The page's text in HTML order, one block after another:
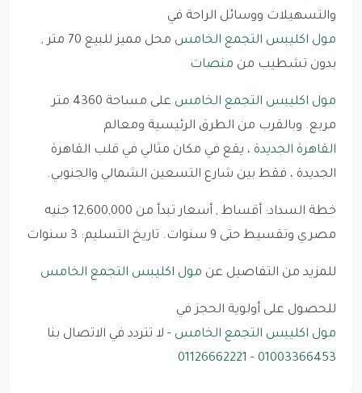
والتسهيلات ووسائل الراحة في
مول اكليبس التجمع الخامس
محل مميز للبيع 70 متر ,
بدون تشطيب من منصات
مول اكليبس التجمع الخامس
على مساحة 4360 متر
مربع. وبالقرب من الطرق الرئيسية ومعالم
القاهرة الجديدة ، يقع في مكان مثالي في قلب القاهرة
الجديدة ، فقط بين شارع التسعين الشمالي والجنوبي.
خطة السداد: أقساط , أسعار تبدأ من 12,600,000 جنيه
مصري وتقسيط حتى 9 سنوات. تاريخ التسليم: 3 سنوات
للمزيد من التفاصيل عن مول اكليبس التجمع الخامس
للحصول على أولوية الحجز في
مول اكليبس التجمع الخامس - لا تتردد في الاتصال بنا
01003366453
-
01126662221